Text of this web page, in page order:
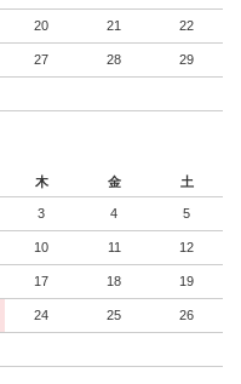
20 21 22
27 28 29
木 金 土
3 4 5
10 11 12
17 18 19
24 25 26